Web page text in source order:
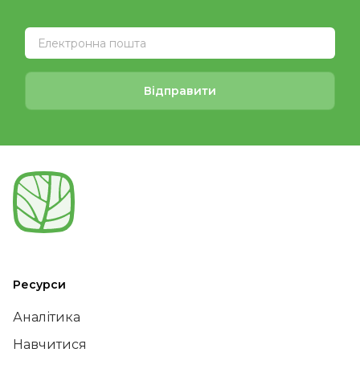
Відправити
Ресурси
Аналітика
Навчитися